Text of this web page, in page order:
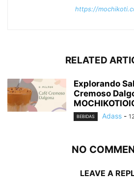
https://
RELATED
Explorando
Cremoso
BEBIDAS Adass -
NO
LEAVE A